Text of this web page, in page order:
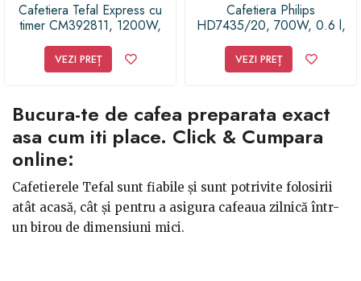
Cafetiera Tefal Express cu
timer CM392811, 1200W,
VEZI PREȚ
Cafetiera Philips
HD7435/20, 700W, 0.6 l,
VEZI PREȚ
Bucura-te de cafea preparata exact
asa cum iti place. Click & Cumpara
online:
Cafetierele Tefal sunt fiabile și sunt potrivite folosirii
atât acasă, cât și pentru a asigura cafeaua zilnică într-
un birou de dimensiuni mici.